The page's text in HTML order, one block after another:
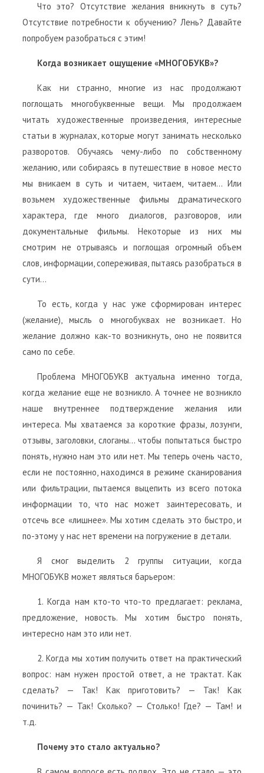
Что это? Отсутствие желания вникнуть в суть?
Отсутствие потребности к обучению? Лень? Давайте
попробуем разобраться с этим!
Когда возникает ощущение «МНОГОБУКВ»?
Как ни странно, многие из нас продолжают
поглощать многобуквенные вещи. Мы продолжаем
читать художественные произведения, интересные
статьи в журналах, которые могут занимать несколько
разворотов. Обучаясь чему-либо по собственному
желанию, или собираясь в путешествие в новое место
мы вникаем в суть и читаем, читаем, читаем… Или
возьмем художественные фильмы драматического
характера, где много диалогов, разговоров, или
документальные фильмы. Некоторые из них мы
смотрим не отрываясь и поглощая огромный объем
слов, информации, сопереживая, пытаясь разобраться в
сути…
То есть, когда у нас уже сформирован интерес
(желание), мысль о многобуквах не возникает. Но
желание должно как-то возникнуть, оно не появится
само по себе.
Проблема МНОГОБУКВ актуальна именно тогда,
когда желание еще не возникло. А точнее не возникло
наше внутреннее подтверждение желания или
интереса. Мы хватаемся за короткие фразы, лозунги,
отзывы, заголовки, слоганы… чтобы попытаться быстро
понять, нужно нам это или нет. Мы теперь очень часто,
если не постоянно, находимся в режиме сканирования
или фильтрации, пытаемся выцепить из всего потока
информации то, что нас может заинтересовать, и
отсечь все «лишнее». Мы хотим сделать это быстро, и
по-этому у нас нет времени на погружение в детали.
Я смог выделить 2 группы ситуации, когда
МНОГОБУКВ может являться барьером:
1. Когда нам кто-то что-то предлагает: реклама,
предложение, новость. Мы хотим быстро понять,
интересно нам это или нет.
2. Когда мы хотим получить ответ на практический
вопрос: нам нужен простой ответ, а не трактат. Как
сделать? — Так! Как приготовить? — Так! Как
починить? — Так! Сколько? — Столько! Где? — Там! и
т.д.
Почему это стало актуально?